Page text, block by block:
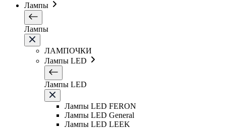
Лампы
Лампы
ЛАМПОЧКИ
Лампы LED
Лампы LED
Лампы LED FERON
Лампы LED General
Лампы LED LEEK